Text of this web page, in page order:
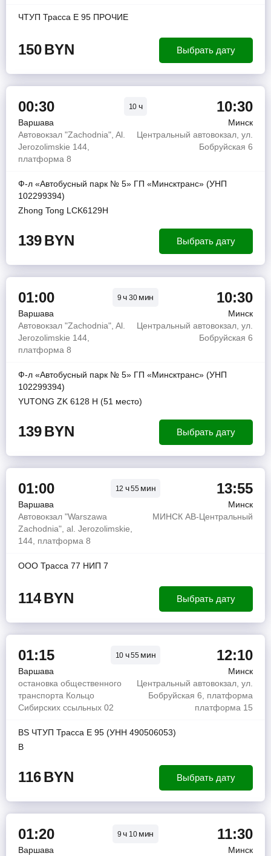
ЧТУП Трасса Е 95 ПРОЧИЕ
150BYN Выбрать дату
00:30 10 ч 10:30
Варшава
Минск
Автовокзал "Zachodnia", Al.
Jerozolimskie 144,
платформа 8
Центральный автовокзал, ул.
Бобруйская 6
Ф-л «Автобусный парк № 5» ГП «Минсктранс» (УНП
102299394)
Zhong Tong LCK6129H
139BYN Выбрать дату
01:00 9ч 30 мин 10:30
Варшава
Минск
Автовокзал "Zachodnia", Al.
Jerozolimskie 144,
платформа 8
Центральный автовокзал, ул.
Бобруйская 6
Ф-л «Автобусный парк № 5» ГП «Минсктранс» (УНП
102299394)
YUTONG ZK 6128 H (51 место)
139BYN Выбрать дату
01:00 12 ч55 мин 13:55
Варшава
Минск
Автовокзал "Warszawa
Zachodnia", al. Jerozolimskie,
144, платформа 8
МИНСК АВ-Центральный
ООО Трасса 77 НИП 7
114BYN Выбрать дату
01:15 10 ч55 мин 12:10
Варшава
Минск
остановка общественного
транспорта Кольцо
Сибирских ссыльных 02
Центральный автовокзал, ул.
Бобруйская 6, платформа
платформа 15
BS ЧТУП Трасса Е 95 (УНН 490506053)
В
116BYN Выбрать дату
01:20 9ч 10 мин 11:30
Варшава Минск